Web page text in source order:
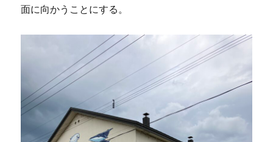
面に向かうことにする。